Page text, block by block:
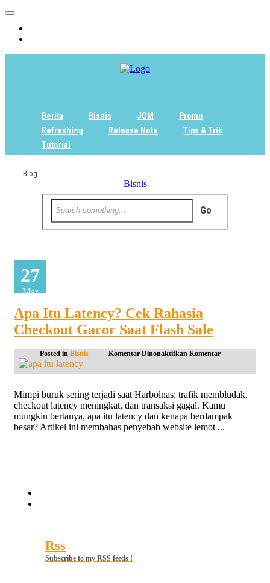
Berita Bisnis JOM
Promo
Refreshing
Release Note
Tips & Trik
Tutorial
Blog
Bisnis
27
Mar
Apa Itu Latency? Cek Rahasia
Checkout Gacor Saat Flash Sale
Posted in Bisnis Komentar Dinonaktifkan pada
Cek
Rahasia
Checkout
Gacor
Saat
Komentar
Mimpi buruk sering terjadi saat Harbolnas: trafik membludak,
checkout latency meningkat, dan transaksi gagal. Kamu
mungkin bertanya, apa itu latency dan kenapa berdampak
besar? Artikel ini membahas penyebab website lemot ...
Rss
Subscribe to my RSS feeds !